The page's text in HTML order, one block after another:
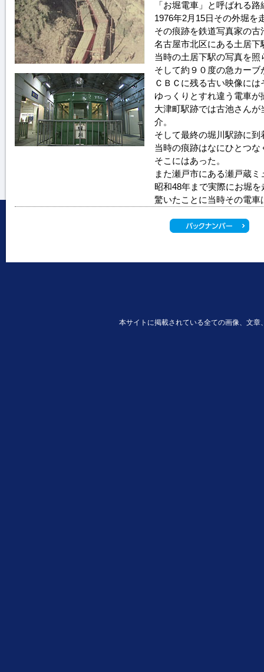
「お堀電車」と呼ばれる
1976年2月15日その外堀を
その痕跡を鉄道写真家の
名古屋市北区にある土居
当時の土居下駅の写真を
そして約９０度の急カーブ
ＣＢＣに残る古い映像に
ゆっくりとすれ違う電車が
大津町駅跡では古池さん
介。
そして最終の堀川駅跡に到
当時の痕跡はなにひとつ
そこにはあった。
また瀬戸市にある瀬戸蔵ミ
昭和48年まで実際にお堀
驚いたことに当時その電車
本サイトに掲載されている全ての画像、文